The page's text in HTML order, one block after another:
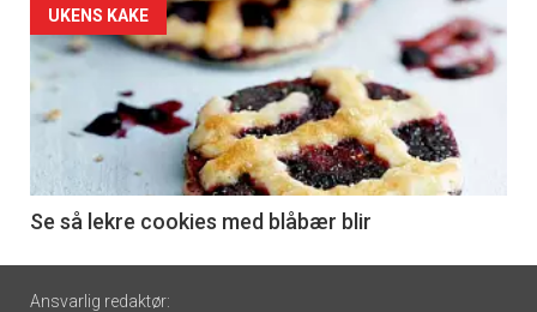
Forsiden
akkurat
nå
6
UKENS KAKE
Se så lekre cookies med blåbær blir
Footer
Ansvarlig redaktør: